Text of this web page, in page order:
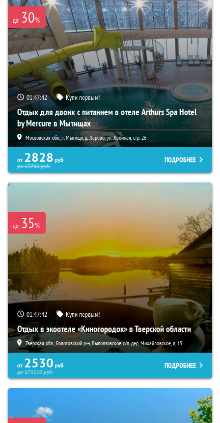
до 30%
01:47:41 Купи первым!
Отдых для двоих с питанием в отеле Arthurs Spa Hotel
by Mercure в Мытищах
Московская обл., г. Мытищи, д. Ларево, ул. Хвойная, стр. 26
от 2828 руб.
до65700руб.
ПОДРОБНЕЕ
до 35%
01:47:41 Купи первым!
Отдых в экоотеле «Киногородок» в Тверской области
Тверская обл., Бологовский р-н, Выползовское с/п, дер. Михайловское, д. 15
от 2530 руб.
до173110руб.
ПОДРОБНЕЕ